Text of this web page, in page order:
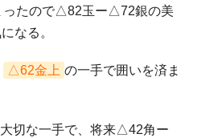
ったので△82玉ー△72銀の美
なる。
△62金上 の一手で囲いを済ま
大切な一手で、将来△42角ー